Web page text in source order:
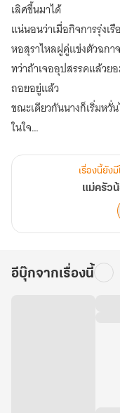
เลิศขึ้นมาได้
แน่นอนว่าเมื่อกิจการรุ่งเ
หอสุราไหลฝูคู่แข่งตัวฉกา
ทว่าถ้าเจออุปสรรคแล้วย
ถอยอยู่แล้ว
ขณะเดียวกันนางก็เริ่มหวั่
ในใจ
แต่ไม่รู้ทำไมนางกลับใจเต้
นางจะตัดสินใจอย่างไร
เรื่องนี้ยัง
แม่ครัว
อีบุ๊กจากเรื่องนี้